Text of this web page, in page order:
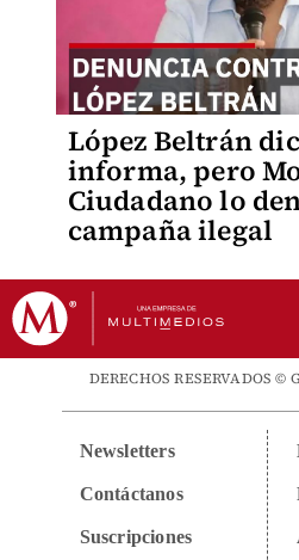
López Beltrán
informa, pero
Ciudadano lo
campaña ilegal
DERECHOS RESERVADOS ©
Newsletters
Contáctanos
Suscripciones